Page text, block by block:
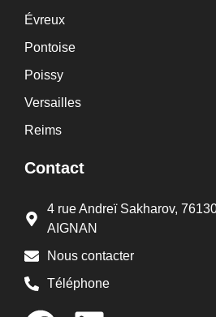
Évreux
Pontoise
Poissy
Versailles
Reims
Contact
4 rue Andreï Sakharov,
AIGNAN
Nous contacter
Téléphone